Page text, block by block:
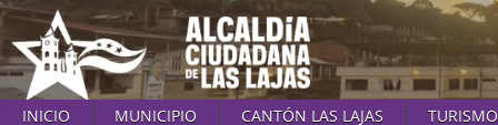
INICIO MUNICIPIO CANTÓN LAS LAJAS
TURISMO